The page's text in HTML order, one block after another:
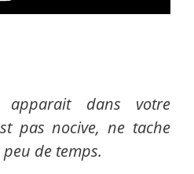
dans votre
pas nocive, ne tache
de temps.